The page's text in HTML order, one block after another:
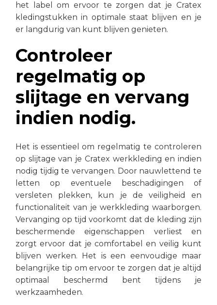
het label om ervoor te zorgen dat je Cratex
kledingstukken in optimale staat blijven en je
er langdurig van kunt blijven genieten.
Controleer
regelmatig op
slijtage en vervang
indien nodig.
Het is essentieel om regelmatig te controleren
op slijtage van je Cratex werkkleding en indien
nodig tijdig te vervangen. Door nauwlettend te
letten op eventuele beschadigingen of
versleten plekken, kun je de veiligheid en
functionaliteit van je werkkleding waarborgen.
Vervanging op tijd voorkomt dat de kleding zijn
beschermende eigenschappen verliest en
zorgt ervoor dat je comfortabel en veilig kunt
blijven werken. Het is een eenvoudige maar
belangrijke tip om ervoor te zorgen dat je altijd
optimaal beschermd bent tijdens je
werkzaamheden.